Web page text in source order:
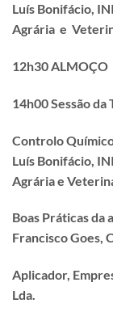
Luís Bonifácio,
Agrária e
12h30 ALMOÇO
14h00 Sessão da
Controlo
Luís Bonifácio,
Agrária e
Boas Práticas da
Francisco Goes,
Aplicador,
Lda.